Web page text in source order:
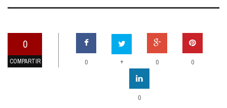
0
COMPARTIR 0 + 0 0
0